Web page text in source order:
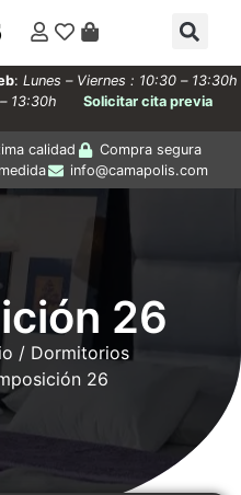
: Lunes – Viernes : 10:30 – 13:30h
13:30h
Solicitar cita previa
calidad
Compra segura
info@camapolis.com
26
/ Dormitorios
26